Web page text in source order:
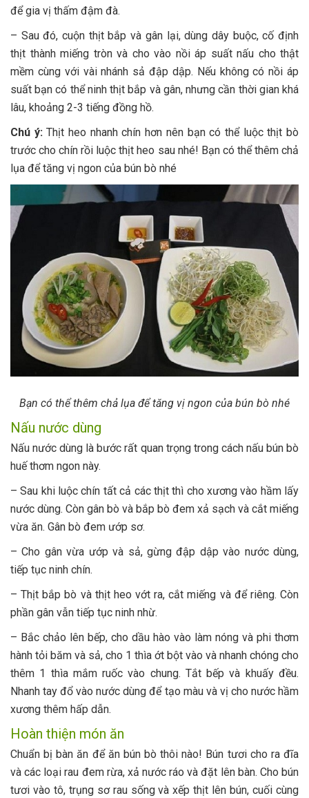
để gia vị thấm đậm đà.
– Sau đó, cuộn thịt bắp và gân lại, dùng dây buộc, cố định
thịt thành miếng tròn và cho vào nồi áp suất nấu cho thật
mềm cùng với vài nhánh sả đập dập. Nếu không có nồi áp
suất bạn có thể ninh thịt bắp và gân, nhưng cần thời gian khá
lâu, khoảng 2-3 tiếng đồng hồ.
Chú ý: Thịt heo nhanh chín hơn nên bạn có thể luộc thịt bò
trước cho chín rồi luộc thịt heo sau nhé! Bạn có thể thêm chả
lụa để tăng vị ngon của bún bò nhé
Bạn có thể thêm chả lụa để tăng vị ngon của bún bò nhé
Nấu nước dùng
Nấu nước dùng là bước rất quan trọng trong cách nấu bún bò
huế thơm ngon này.
– Sau khi luộc chín tất cả các thịt thì cho xương vào hầm lấy
nước dùng. Còn gân bò và bắp bò đem xả sạch và cắt miếng
vừa ăn. Gân bò đem ướp sơ.
– Cho gân vừa ướp và sả, gừng đập dập vào nước dùng,
tiếp tục ninh chín.
– Thịt bắp bò và thịt heo vớt ra, cắt miếng và để riêng. Còn
phần gân vẫn tiếp tục ninh nhừ.
– Bắc chảo lên bếp, cho dầu hào vào làm nóng và phi thơm
hành tỏi băm và sả, cho 1 thìa ớt bột vào và nhanh chóng cho
thêm 1 thìa mắm ruốc vào chung. Tắt bếp và khuấy đều.
Nhanh tay đổ vào nước dùng để tạo màu và vị cho nước hầm
xương thêm hấp dẫn.
Hoàn thiện món ăn
Chuẩn bị bàn ăn để ăn bún bò thôi nào! Bún tươi cho ra đĩa
và các loại rau đem rừa, xả nước ráo và đặt lên bàn. Cho bún
tươi vào tô, trụng sơ rau sống và xếp thịt lên bún, cuối cùng